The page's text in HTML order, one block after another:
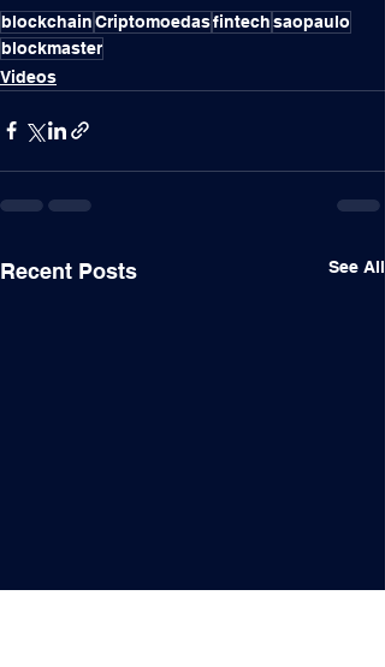
blockchainCriptomoedasfintechsaopaulo
blockmaster
Videos
Recent Posts See All